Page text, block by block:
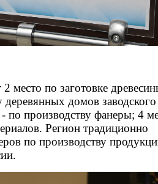
место по заготовке
деревянных домов заводского
по производству фанеры; 4
Регион традиционно
по производству